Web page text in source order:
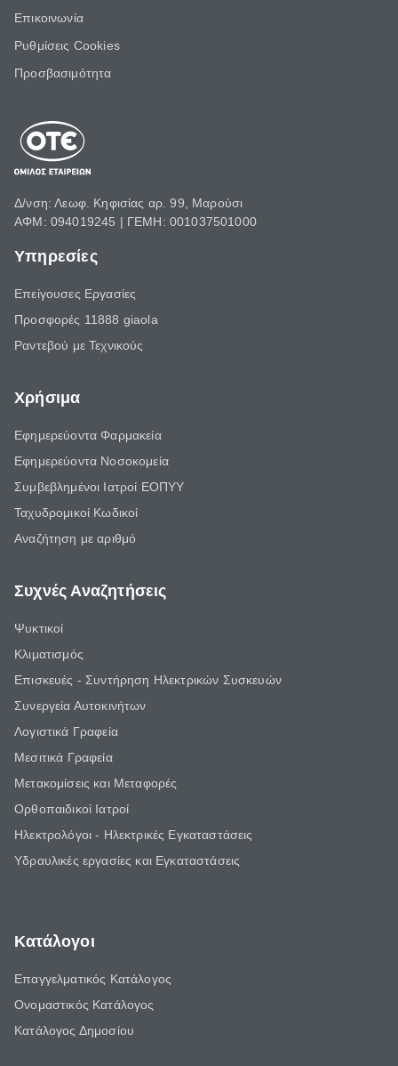
Επικοινωνία
Ρυθμίσεις Cookies
Προσβασιμότητα
Δ/νση: Λεωφ. Κηφισίας αρ. 99, Μαρούσι
ΑΦΜ: 094019245 | ΓΕΜΗ: 001037501000
Υπηρεσίες
Επείγουσες Εργασίες
Προσφορές 11888 giaola
Ραντεβού με Τεχνικούς
Χρήσιμα
Εφημερεύοντα Φαρμακεία
Εφημερεύοντα Νοσοκομεία
Συμβεβλημένοι Ιατροί ΕΟΠΥΥ
Ταχυδρομικοί Κωδικοί
Αναζήτηση με αριθμό
Συχνές Αναζητήσεις
Ψυκτικοί
Κλιματισμός
Επισκευές - Συντήρηση Ηλεκτρικών Συσκευών
Συνεργεία Αυτοκινήτων
Λογιστικά Γραφεία
Μεσιτικά Γραφεία
Μετακομίσεις και Μεταφορές
Ορθοπαιδικοί Ιατροί
Ηλεκτρολόγοι - Ηλεκτρικές Εγκαταστάσεις
Υδραυλικές εργασίες και Εγκαταστάσεις
Κατάλογοι
Επαγγελματικός Κατάλογος
Ονομαστικός Κατάλογος
Κατάλογος Δημοσίου